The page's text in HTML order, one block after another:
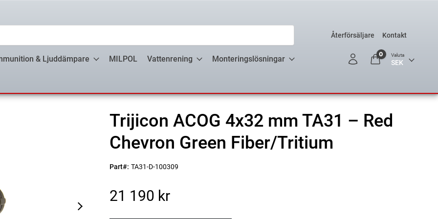
Återförsäljare Kontakt
& Ljuddämpare MILPOL Vattenrening Monteringslösningar
0 Valuta
Trijicon ACOG 4x32 mm TA31 – Red
Chevron Green Fiber/Tritium
Part#: TA31-D-100309
21 190 kr